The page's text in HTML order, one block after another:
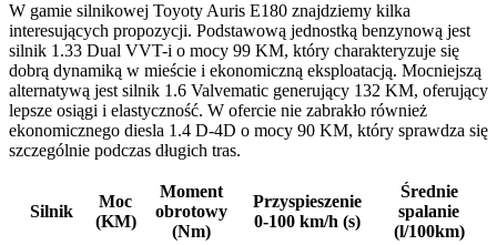
W gamie silnikowej Toyoty Auris E180 znajdziemy kilka
interesujących propozycji. Podstawową jednostką benzynową jest
silnik 1.33 Dual VVT-i o mocy 99 KM, który charakteryzuje się
dobrą dynamiką w mieście i ekonomiczną eksploatacją. Mocniejszą
alternatywą jest silnik 1.6 Valvematic generujący 132 KM, oferujący
lepsze osiągi i elastyczność. W ofercie nie zabrakło również
ekonomicznego diesla 1.4 D-4D o mocy 90 KM, który sprawdza się
szczególnie podczas długich tras.
Silnik
Moc
(KM)
Moment
obrotowy
(Nm)
Przyspieszenie
0-100 km/h (s)
Średnie
spalanie
(l/100km)